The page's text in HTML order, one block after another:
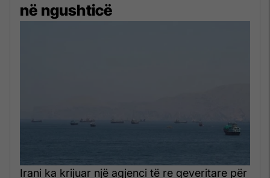
në ngushticë
Irani ka krijuar një agjenci të re qeveritare për